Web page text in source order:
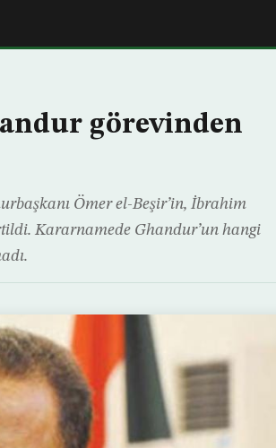
görevinden
Ömer el-Beşir’in, İbrahim
Kararnamede Ghandur’un hangi